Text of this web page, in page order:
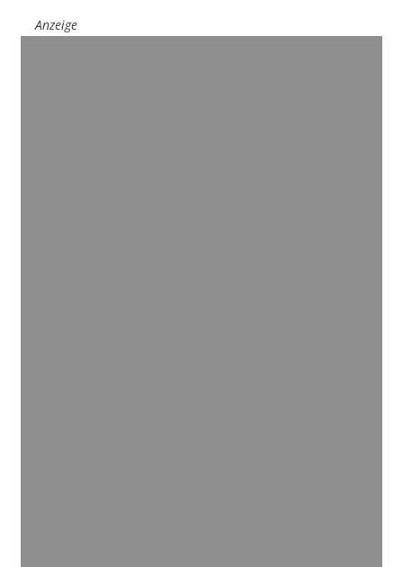
Anzeige